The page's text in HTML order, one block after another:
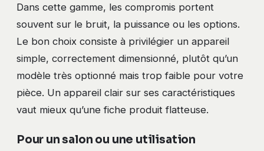
Dans cette gamme, les compromis portent
souvent sur le bruit, la puissance ou les options.
Le bon choix consiste à privilégier un appareil
simple, correctement dimensionné, plutôt qu’un
modèle très optionné mais trop faible pour votre
pièce. Un appareil clair sur ses caractéristiques
vaut mieux qu’une fiche produit flatteuse.
Pour un salon ou une utilisation